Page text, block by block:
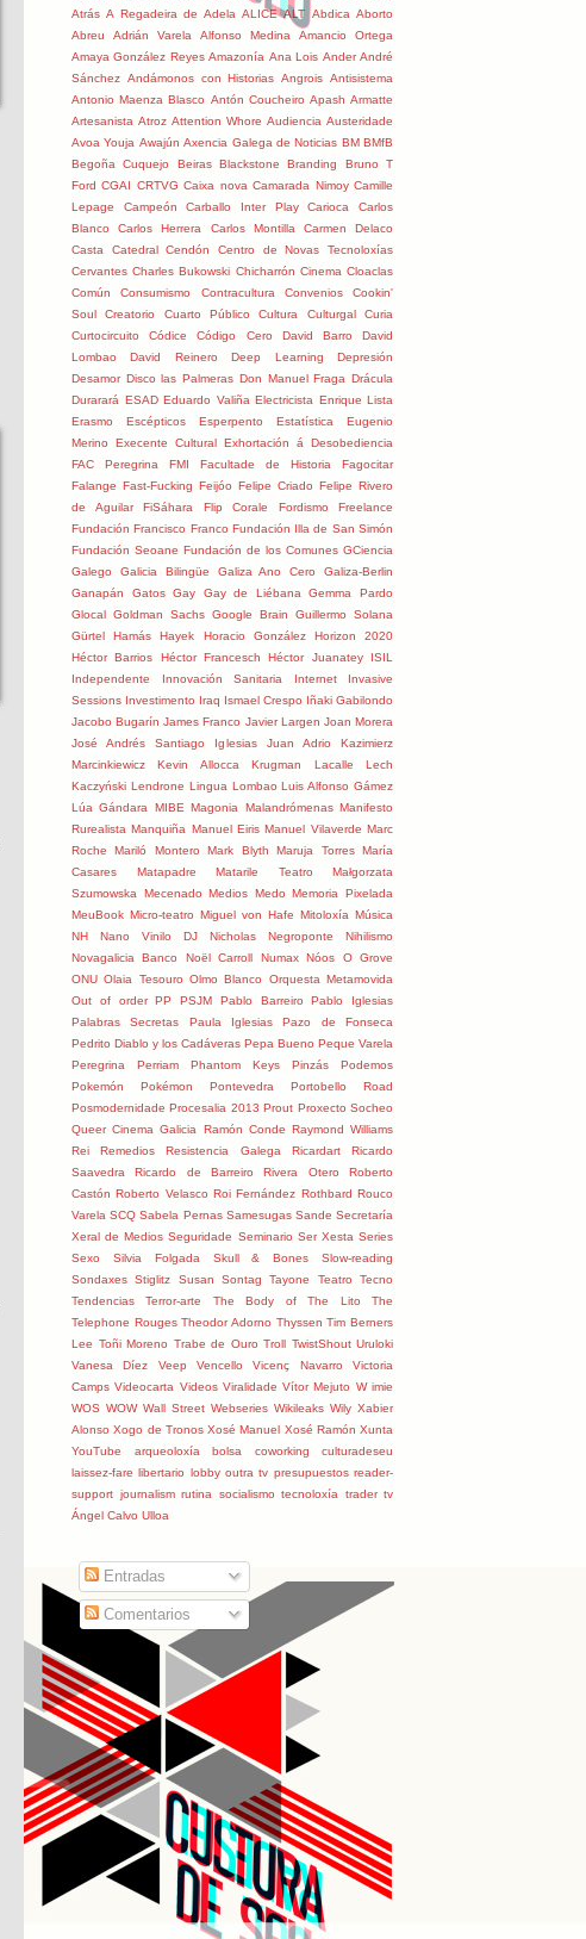
Atrás A Regadeira de Adela ALICE ALT Abdica Aborto
Abreu
Adrián Varela Alfonso Medina
Amancio Ortega
Amaya González Reyes Amazonía Ana Lois Ander André
Sánchez Andámonos con Historias Angrois Antisistema
Antonio Maenza Blasco Antón Coucheiro Apash Armatte
Artesanista Atroz Attention Whore Audiencia Austeridade
Avoa Youja Awajún Axencia Galega de Noticias BM BMfB
Begoña Cuquejo
Beiras Blackstone Branding
Bruno T
Ford CGAI CRTVG Caixa nova Camarada Nimoy Camille
Lepage
Campeón Carballo Inter Play Carioca
Carlos
Blanco
Carlos Herrera Carlos Montilla
Carmen Delaco
Casta
Catedral Cendón
Centro de Novas Tecnoloxías
Cervantes Charles Bukowski Chicharrón Cinema Cloaclas
Común
Consumismo Contracultura Convenios
Cookin'
Soul
Creatorio Cuarto Público Cultura Culturgal
Curia
Curtocircuito
Códice Código Cero David Barro
David
Lombao
David Reinero Deep Learning
Depresión
Desamor Disco las Palmeras Don Manuel Fraga Drácula
Durarará ESAD Eduardo Valiña Electricista Enrique Lista
Erasmo
Escépticos Esperpento Estatística
Eugenio
Merino
Execente Cultural Exhortación á Desobediencia
FAC Peregrina
FMI Facultade de Historia
Fagocitar
Falange Fast-Fucking Feijóo Felipe Criado Felipe Rivero
de Aguilar
FiSáhara Flip Corale Fordismo
Freelance
Fundación Francisco Franco Fundación Illa de San Simón
Fundación Seoane Fundación de los Comunes GCiencia
Galego
Galicia Bilingüe Galiza Ano Cero
Galiza-Berlin
Ganapán
Gatos Gay Gay de Liébana
Gemma Pardo
Glocal Goldman Sachs Google Brain
Guillermo Solana
Gürtel
Hamás Hayek Horacio González
Horizon 2020
Héctor Barrios
Héctor Francesch Héctor Juanatey
ISIL
Independente
Innovación Sanitaria Internet
Invasive
Sessions Investimento Iraq Ismael Crespo Iñaki Gabilondo
Jacobo Bugarín James Franco Javier Largen Joan Morera
José Andrés Santiago Iglesias
Juan Adrio
Kazimierz
Marcinkiewicz
Kevin Allocca Krugman Lacalle
Lech
Kaczyński Lendrone Lingua Lombao Luis Alfonso Gámez
Lúa Gándara
MIBE Magonia Malandrómenas Manifesto
Rurealista Manquiña Manuel Eiris Manuel Vilaverde Marc
Roche
Mariló Montero Mark Blyth Maruja Torres María
Casares
Matapadre Matarile Teatro
Małgorzata
Szumowska
Mecenado Medios Medo Memoria Pixelada
MeuBook Micro-teatro Miguel von Hafe Mitoloxía Música
NH
Nano Vinilo DJ Nicholas Negroponte
Nihilismo
Novagalicia Banco
Noël Carroll Numax Nóos
O Grove
ONU Olaia Tesouro Olmo Blanco
Orquesta Metamovida
Out of order
PP PSJM Pablo Barreiro
Pablo Iglesias
Palabras Secretas
Paula Iglesias
Pazo de Fonseca
Pedrito Diablo y los Cadáveras Pepa Bueno Peque Varela
Peregrina
Perriam Phantom Keys Pinzás
Podemos
Pokemón
Pokémon Pontevedra
Portobello Road
Posmodernidade Procesalia 2013 Prout Proxecto Socheo
Queer Cinema Galicia
Ramón Conde Raymond Williams
Rei
Remedios Resistencia Galega Ricardart
Ricardo
Saavedra
Ricardo de Barreiro Rivera Otero
Roberto
Castón Roberto Velasco Roi Fernández Rothbard Rouco
Varela SCQ Sabela Pernas Samesugas Sande Secretaría
Xeral de Medios Seguridade Seminario Ser Xesta Series
Sexo
Silvia Folgada Skull & Bones
Slow-reading
Sondaxes Stiglitz Susan Sontag Tayone Teatro
Tecno
Tendencias
Terror-arte The Body of The Lito
The
Telephone Rouges Theodor Adorno Thyssen Tim Berners
Lee Toñi Moreno Trabe de Ouro Troll TwistShout Uruloki
Vanesa Díez
Veep Vencello Vicenç Navarro
Victoria
Camps Videocarta Videos Viralidade Vítor Mejuto W imie
WOS WOW Wall Street Webseries Wikileaks Wily Xabier
Alonso Xogo de Tronos Xosé Manuel Xosé Ramón Xunta
YouTube
arqueoloxía bolsa coworking
culturadeseu
laissez-fare libertario lobby outra tv presupuestos reader-
support journalism rutina socialismo tecnoloxía trader tv
Ángel Calvo Ulloa
Entradas
Comentarios